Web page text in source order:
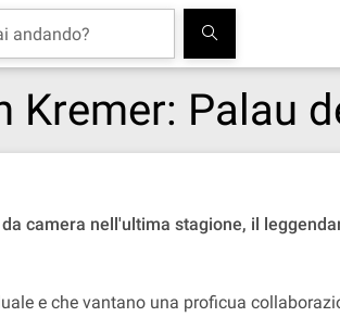
Kremer: Palau
camera nell'ultima stagione, il
e che vantano una proficua